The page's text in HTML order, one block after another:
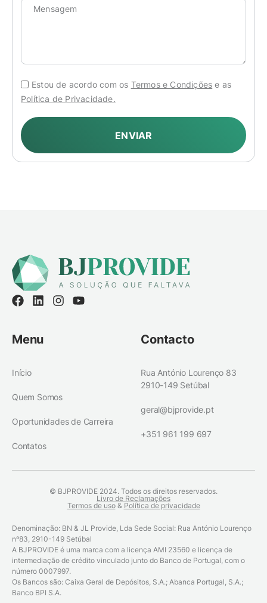
Estou de acordo com os Termos e Condições e as
Política de Privacidade.
ENVIAR
Menu
Início
Quem Somos
Oportunidades de Carreira
Contatos
Contacto
Rua António Lourenço 83
2910-149 Setúbal
geral@bjprovide.pt
+351 961 199 697
© BJPROVIDE 2024. Todos os direitos reservados.
Livro de Reclamações
Termos de uso& Política de privacidade
Denominação: BN & JL Provide, Lda Sede Social: Rua António Lourenço
nº83, 2910-149 Setúbal
A BJPROVIDE é uma marca com a licença AMI 23560 e licença de
intermediação de crédito vinculado junto do Banco de Portugal, com o
número 0007997.
Os Bancos são: Caixa Geral de Depósitos, S.A.; Abanca Portugal, S.A.;
Banco BPI S.A.